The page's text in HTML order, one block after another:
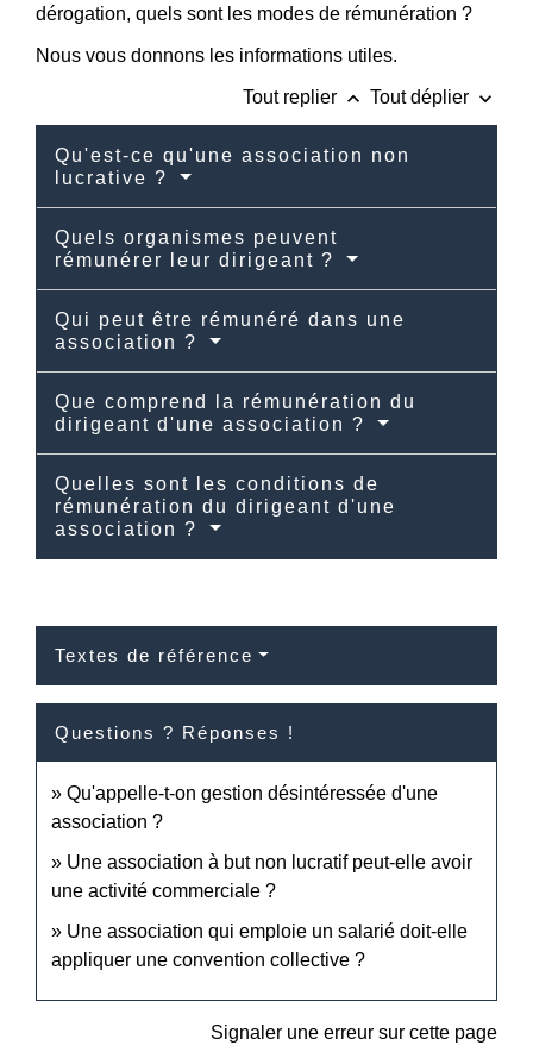
dérogation, quels sont les modes de rémunération ?
Nous vous donnons les informations utiles.
Tout replier keyboard_arrow_up Tout déplier keyboard_arrow_down
Qu'est-ce qu'une association non
lucrative ?
Quels organismes peuvent
rémunérer leur dirigeant ?
Qui peut être rémunéré dans une
association ?
Que comprend la rémunération du
dirigeant d'une association ?
Quelles sont les conditions de
rémunération du dirigeant d'une
association ?
Textes de référence
Questions ? Réponses !
Qu'appelle-t-on gestion désintéressée d'une
association ?
Une association à but non lucratif peut-elle avoir
une activité commerciale ?
Une association qui emploie un salarié doit-elle
appliquer une convention collective ?
Signaler une erreur sur cette page